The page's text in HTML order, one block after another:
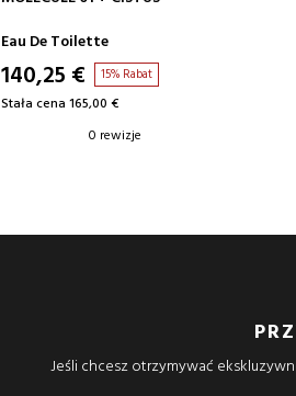
Eau De Toilette
140,25 € 15% Rabat
Stała cena 165,00 €
0 rewizje
Jeśli chcesz otrzymywać